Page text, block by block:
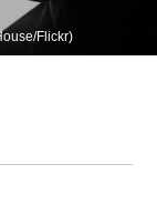
Flickr)